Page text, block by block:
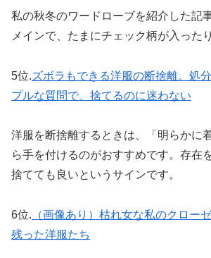
私の秋冬のワードローブを紹介した記
メインで、たまにチェック柄が入った
5位.ズボラもできる洋服の断捨離。処
プルな質問で、捨てるのに迷わない
洋服を断捨離するときは、「明らかに
ら手を付けるのがおすすめです。存在
捨てても良いというサインです。
6位. （画像あり）枯れ女な私のクロー
残った洋服たち